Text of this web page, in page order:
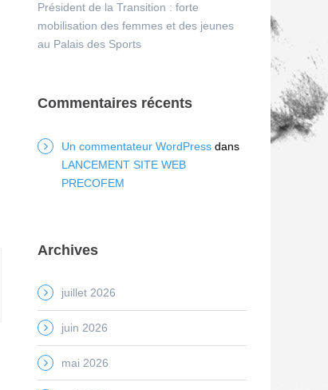
Président de la Transition : forte
mobilisation des femmes et des jeunes
au Palais des Sports
Commentaires récents
Un commentateur WordPressdans
LANCEMENT SITE WEB
PRECOFEM
Archives
juillet 2026
juin 2026
mai 2026